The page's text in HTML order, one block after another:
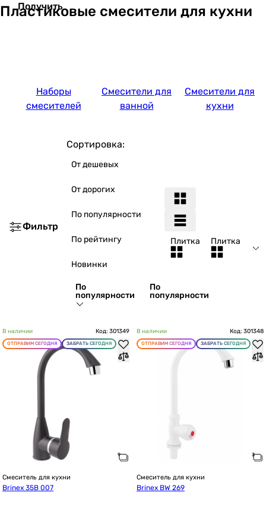
Получить
Пластиковые смесители для кухни
Наборы
смесителей
Смесители для
ванной
Смесители для
кухни
Фильтр
Сортировка:
От дешевых
От дорогих
По популярности
По рейтингу
Новинки
По
популярности
По
популярности
Плитка Плитка
В наличии Код: 301349
ОТПРАВИМ СЕГОДНЯ ЗАБРАТЬ СЕГОДНЯ
Смеситель для кухни
Brinex 35B 007
В наличии Код: 301348
ОТПРАВИМ СЕГОДНЯ ЗАБРАТЬ СЕГОДНЯ
Смеситель для кухни
Brinex BW 269